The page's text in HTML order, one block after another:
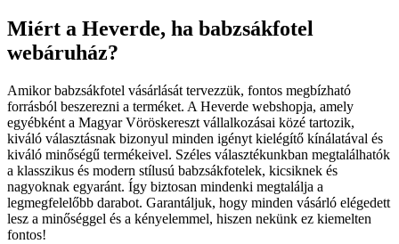
Miért a Heverde, ha babzsákfotel
webáruház?
Amikor babzsákfotel vásárlását tervezzük, fontos megbízható
forrásból beszerezni a terméket. A Heverde webshopja, amely
egyébként a Magyar Vöröskereszt vállalkozásai közé tartozik,
kiváló választásnak bizonyul minden igényt kielégítő kínálatával és
kiváló minőségű termékeivel. Széles választékunkban megtalálhatók
a klasszikus és modern stílusú babzsákfotelek, kicsiknek és
nagyoknak egyaránt. Így biztosan mindenki megtalálja a
legmegfelelőbb darabot. Garantáljuk, hogy minden vásárló elégedett
lesz a minőséggel és a kényelemmel, hiszen nekünk ez kiemelten
fontos!